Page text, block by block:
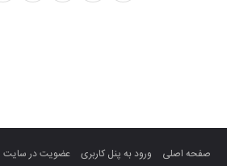
صفحه اصلی ورود به پنل کاربری عضویت در سایت